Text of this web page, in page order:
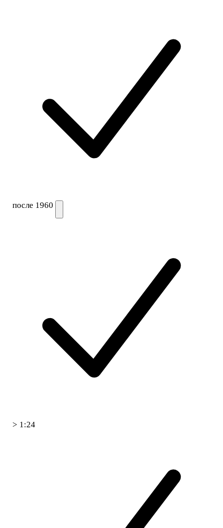
после 1960
> 1:24